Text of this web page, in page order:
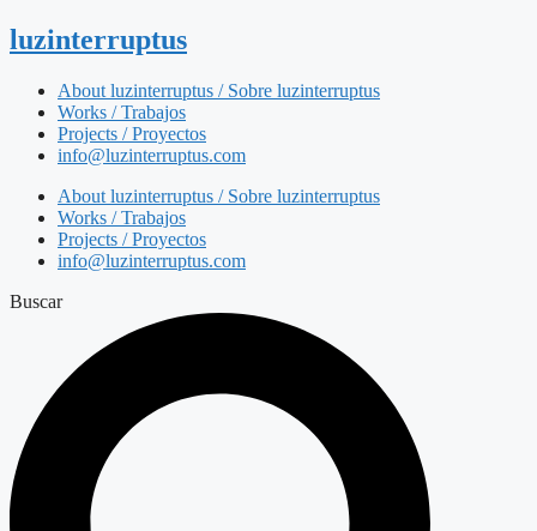
luzinterruptus
About luzinterruptus / Sobre luzinterruptus
Works / Trabajos
Projects / Proyectos
info@luzinterruptus.com
About luzinterruptus / Sobre luzinterruptus
Works / Trabajos
Projects / Proyectos
info@luzinterruptus.com
Buscar